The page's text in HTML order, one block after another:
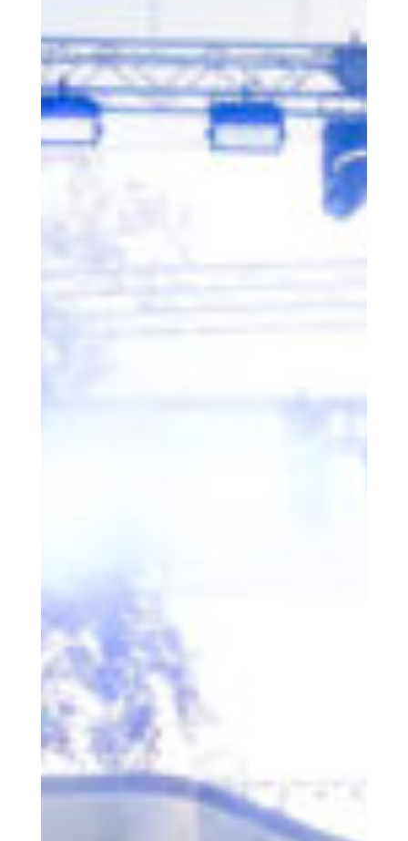
L’être humain
COOPERATIONS S.Coop
Le lieu
La région Wiltz / activités
Le vivre-ensemble
Notre responsabilité sociale